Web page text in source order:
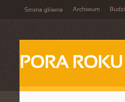
Strona główna Archiwum Budzi
PORA ROKU